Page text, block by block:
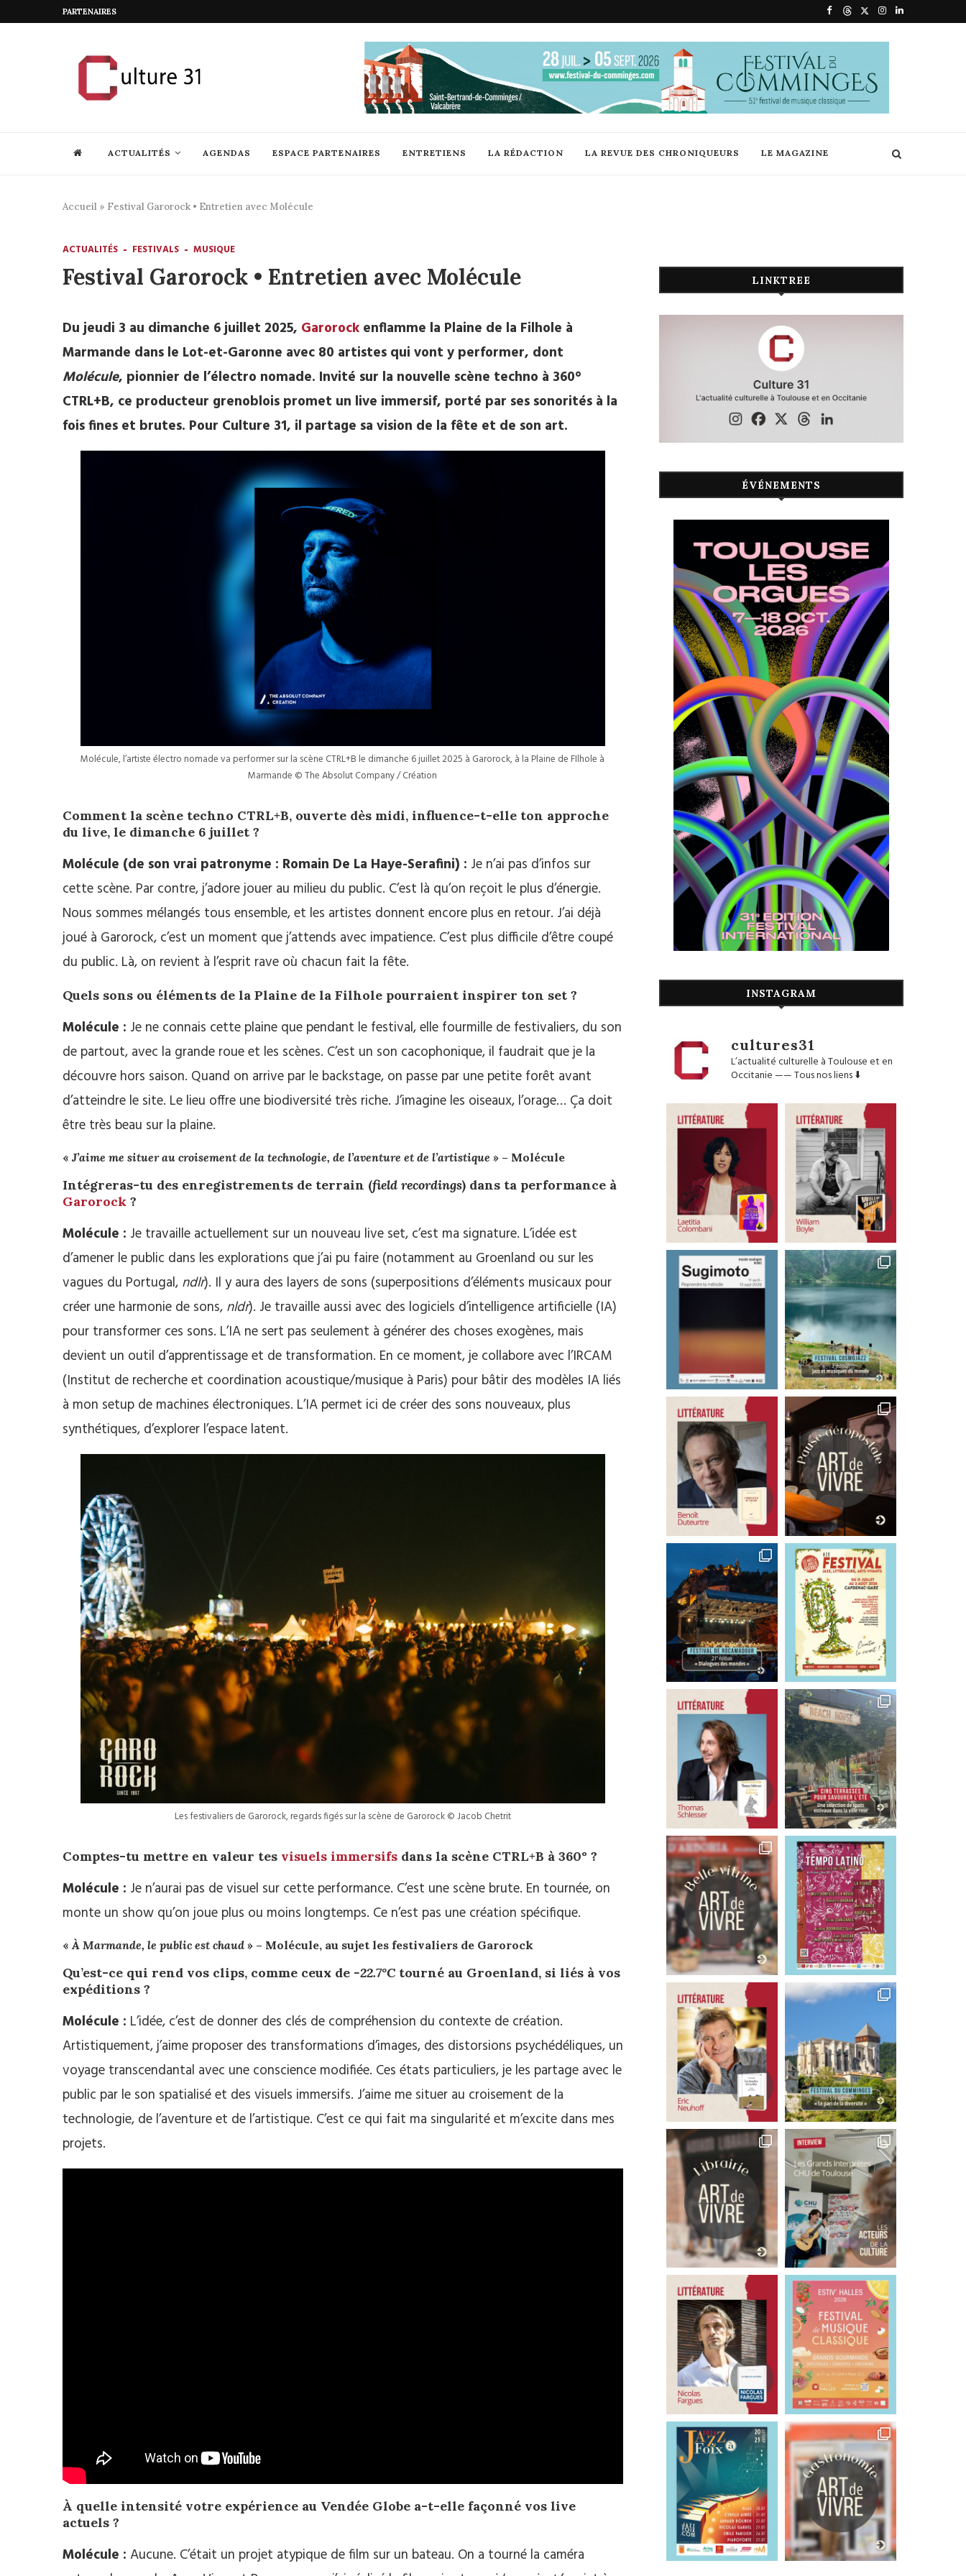
PARTENAIRES
ACTUALITÉS AGENDAS ESPACE PARTENAIRES ENTRETIENS LA RÉDACTION LA REVUE DES CHRONIQUEURS LE MAGAZINE
Accueil » Festival Garorock • Entretien avec Molécule
ACTUALITÉS FESTIVALS MUSIQUE
Festival Garorock • Entretien avec Molécule
Du jeudi 3 au dimanche 6 juillet 2025, Garorock enflamme la Plaine de la Filhole à
Marmande dans le Lot-et-Garonne avec 80 artistes qui vont y performer, dont
Molécule, pionnier de l’électro nomade. Invité sur la nouvelle scène techno à 360°
CTRL+B, ce producteur grenoblois promet un live immersif, porté par ses sonorités à la
fois fines et brutes. Pour Culture 31, il partage sa vision de la fête et de son art.
Molécule, l’artiste électro nomade va performer sur la scène CTRL+B le dimanche 6 juillet 2025 à Garorock, à la Plaine de FIlhole à
Marmande © The Absolut Company / Création
Comment la scène techno CTRL+B, ouverte dès midi, influence-t-elle ton approche
du live, le dimanche 6 juillet ?
Molécule (de son vrai patronyme : Romain De La Haye-Serafini) : Je n’ai pas d’infos sur
cette scène. Par contre, j’adore jouer au milieu du public. C’est là qu’on reçoit le plus d’énergie.
Nous sommes mélangés tous ensemble, et les artistes donnent encore plus en retour. J’ai déjà
joué à Garorock, c’est un moment que j’attends avec impatience. C’est plus difficile d’être coupé
du public. Là, on revient à l’esprit rave où chacun fait la fête.
Quels sons ou éléments de la Plaine de la Filhole pourraient inspirer ton set ?
Molécule : Je ne connais cette plaine que pendant le festival, elle fourmille de festivaliers, du son
de partout, avec la grande roue et les scènes. C’est un son cacophonique, il faudrait que je la
découvre hors saison. Quand on arrive par le backstage, on passe par une petite forêt avant
d’atteindre le site. Le lieu offre une biodiversité très riche. J’imagine les oiseaux, l’orage… Ça doit
être très beau sur la plaine.
«J’aime me situer au croisement de la technologie, de l’aventure et de l’artistique » – Molécule
Intégreras-tu des enregistrements de terrain (field recordings) dans ta performance à
Garorock ?
Molécule : Je travaille actuellement sur un nouveau live set, c’est ma signature. L’idée est
d’amener le public dans les explorations que j’ai pu faire (notamment au Groenland ou sur les
vagues du Portugal, ndlr). Il y aura des layers de sons (superpositions d’éléments musicaux pour
créer une harmonie de sons, nldr). Je travaille aussi avec des logiciels d’intelligence artificielle (IA)
pour transformer ces sons. L’IA ne sert pas seulement à générer des choses exogènes, mais
devient un outil d’apprentissage et de transformation. En ce moment, je collabore avec l’IRCAM
(Institut de recherche et coordination acoustique/musique à Paris) pour bâtir des modèles IA liés
à mon setup de machines électroniques. L’IA permet ici de créer des sons nouveaux, plus
synthétiques, d’explorer l’espace latent.
Les festivaliers de Garorock, regards figés sur la scène de Garorock © Jacob Chetrit
Comptes-tu mettre en valeur tes visuels immersifs dans la scène CTRL+B à 360° ?
Molécule : Je n’aurai pas de visuel sur cette performance. C’est une scène brute. En tournée, on
monte un show qu’on joue plus ou moins longtemps. Ce n’est pas une création spécifique.
«À Marmande, le public est chaud » – Molécule, au sujet les festivaliers de Garorock
Qu’est-ce qui rend vos clips, comme ceux de -22.7°C tourné au Groenland, si liés à vos
expéditions ?
Molécule : L’idée, c’est de donner des clés de compréhension du contexte de création.
Artistiquement, j’aime proposer des transformations d’images, des distorsions psychédéliques, un
voyage transcendantal avec une conscience modifiée. Ces états particuliers, je les partage avec le
public par le son spatialisé et des visuels immersifs. J’aime me situer au croisement de la
technologie, de l’aventure et de l’artistique. C’est ce qui fait ma singularité et m’excite dans mes
projets.
À quelle intensité votre expérience au Vendée Globe a-t-elle façonné vos live
actuels ?
Molécule : Aucune. C’était un projet atypique de film sur un bateau. On a tourné la caméra
LINKTREE
ÉVÉNEMENTS
INSTAGRAM
cultures31
L’actualité culturelle à Toulouse et en
Occitanie——Tous nos liens ⬇️